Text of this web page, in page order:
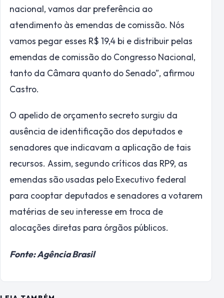
nacional, vamos dar preferência ao
atendimento às emendas de comissão. Nós
vamos pegar esses R$ 19,4 bi e distribuir pelas
emendas de comissão do Congresso Nacional,
tanto da Câmara quanto do Senado”, afirmou
Castro.
O apelido de orçamento secreto surgiu da
ausência de identificação dos deputados e
senadores que indicavam a aplicação de tais
recursos. Assim, segundo críticos das RP9, as
emendas são usadas pelo Executivo federal
para cooptar deputados e senadores a votarem
matérias de seu interesse em troca de
alocações diretas para órgãos públicos.
Fonte: Agência Brasil